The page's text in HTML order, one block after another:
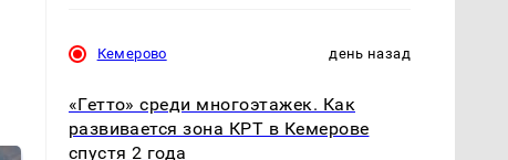
Кемерово день назад
«Гетто» среди многоэтажек. Как
развивается зона КРТ в Кемерове
спустя 2 года